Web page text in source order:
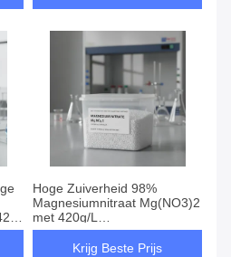
Hoge Zuiverheid 98%
Magnesiumnitraat Mg(NO3)2
met 420g/L
Wateroplosbaarheid voor
Goed Geventileerde Opslag
Krijg Beste Prijs